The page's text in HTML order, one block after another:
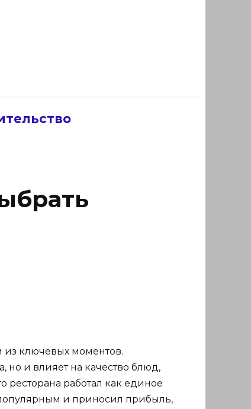
из ключевых моментов.
но и влияет на качество блюд,
ресторана работал как единое
популярным и приносил прибыль,